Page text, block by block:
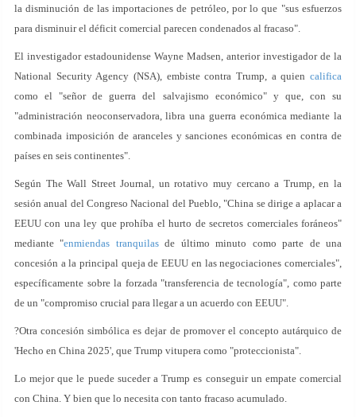
la disminución de las importaciones de petróleo, por lo que "sus esfuerzos
para disminuir el déficit comercial parecen condenados al fracaso".
El investigador estadounidense Wayne Madsen, anterior investigador de la
National Security Agency (NSA), embiste contra Trump, a quien califica
como el "señor de guerra del salvajismo económico" y que, con su
"administración neoconservadora, libra una guerra económica mediante la
combinada imposición de aranceles y sanciones económicas en contra de
países en seis continentes".
Según The Wall Street Journal, un rotativo muy cercano a Trump, en la
sesión anual del Congreso Nacional del Pueblo, "China se dirige a aplacar a
EEUU con una ley que prohíba el hurto de secretos comerciales foráneos"
mediante "enmiendas tranquilasde último minuto como parte de una
concesión a la principal queja de EEUU en las negociaciones comerciales",
específicamente sobre la forzada "transferencia de tecnología", como parte
de un "compromiso crucial para llegar a un acuerdo con EEUU".
?Otra concesión simbólica es dejar de promover el concepto autárquico de
'Hecho en China 2025', que Trump vitupera como "proteccionista".
Lo mejor que le puede suceder a Trump es conseguir un empate comercial
con China. Y bien que lo necesita con tanto fracaso acumulado.